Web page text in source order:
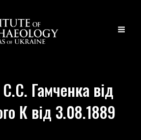
Гамченка від
К від 3.08.1889